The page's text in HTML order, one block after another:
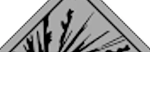
Nahaufnahmen hat sich mit den beiden
Initianten unterhalten können, die uns in
ihrer unprätentiösen aber gleichzeitig
bestimmten Art Auskunft gegeben haben
über die Hintergründe, die ihr Projekt